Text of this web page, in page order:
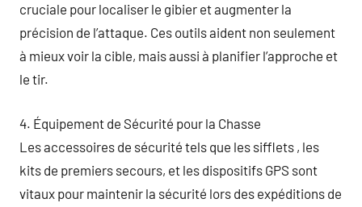
cruciale pour localiser le gibier et augmenter la
précision de l’attaque. Ces outils aident non seulement
à mieux voir la cible, mais aussi à planifier l’approche et
le tir.
4. Équipement de Sécurité pour la Chasse
Les accessoires de sécurité tels que les sifflets , les
kits de premiers secours, et les dispositifs GPS sont
vitaux pour maintenir la sécurité lors des expéditions de